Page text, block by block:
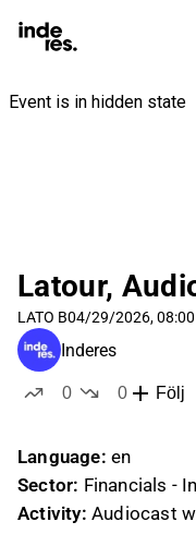
Latour,
LATO B04/29/2026, 08:00
Inderes
0
0
Följ
Language: en
Sector: Financials -
Activity: Audiocast